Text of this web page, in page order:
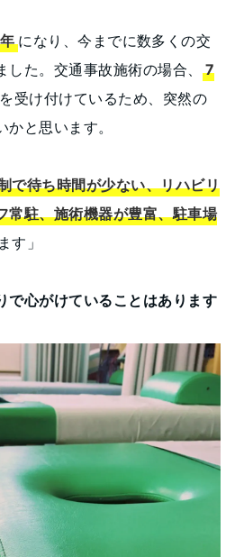
になり、今までに数多くの交
た。交通事故施術の場合、
7
を受け付けているため、突然の
と思います。
で待ち時間が少ない、リハビリ
常駐、施術機器が豊富、駐車場
す」
心がけていることはあります